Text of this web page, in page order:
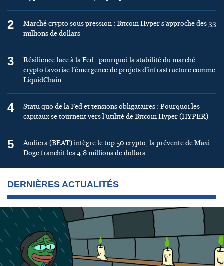
2
Marché crypto sous pression : Bitcoin Hyper s’approche des 33
millions de dollars
3
Résilience face à la Fed : pourquoi la stabilité du marché
crypto favorise l’émergence de projets d’infrastructure comme
LiquidChain
4
Statu quo de la Fed et tensions obligataires : Pourquoi les
capitaux se tournent vers l’utilité de Bitcoin Hyper (HYPER)
5
Audiera (BEAT) intègre le top 50 crypto, la prévente de Maxi
Doge franchit les 4,8 millions de dollars
DERNIÈRES ACTUALITÉS